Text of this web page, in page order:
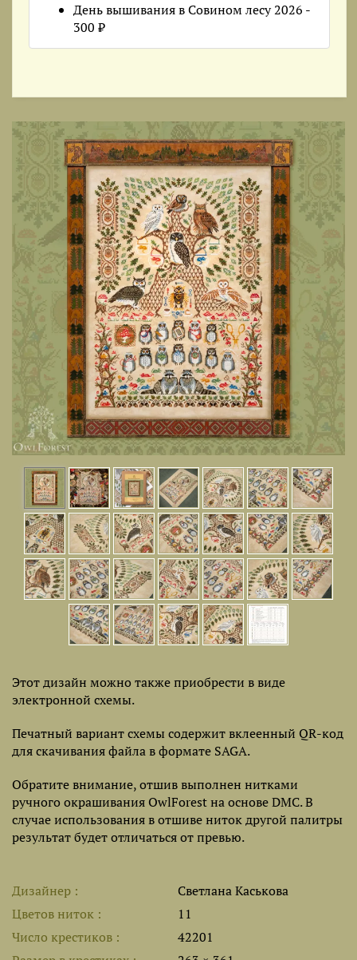
День вышивания в Совином лесу 2026 -
300 ₽
Этот дизайн можно также приобрести в виде
электронной схемы.
Печатный вариант схемы содержит вклеенный QR-код
для скачивания файла в формате SAGA.
Обратите внимание, отшив выполнен нитками
ручного окрашивания OwlForest на основе DMC. В
случае использования в отшиве ниток другой палитры
результат будет отличаться от превью.
Дизайнер
Светлана Каськова
Цветов ниток
11
Число крестиков
42201